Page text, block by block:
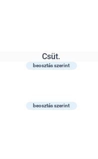
Csüt.
beosztás szerint
beosztás szerint